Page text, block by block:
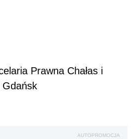
Prawna Chałas i
Gdańsk
AUTOPROMOCJA